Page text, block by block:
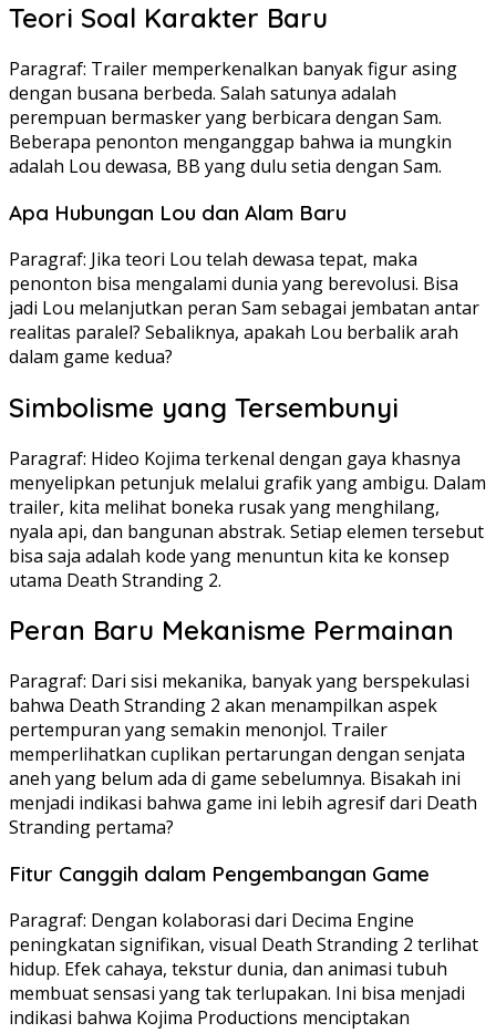
Teori Soal Karakter Baru
Paragraf: Trailer memperkenalkan banyak figur asing
dengan busana berbeda. Salah satunya adalah
perempuan bermasker yang berbicara dengan Sam.
Beberapa penonton menganggap bahwa ia mungkin
adalah Lou dewasa, BB yang dulu setia dengan Sam.
Apa Hubungan Lou dan Alam Baru
Paragraf: Jika teori Lou telah dewasa tepat, maka
penonton bisa mengalami dunia yang berevolusi. Bisa
jadi Lou melanjutkan peran Sam sebagai jembatan antar
realitas paralel? Sebaliknya, apakah Lou berbalik arah
dalam game kedua?
Simbolisme yang Tersembunyi
Paragraf: Hideo Kojima terkenal dengan gaya khasnya
menyelipkan petunjuk melalui grafik yang ambigu. Dalam
trailer, kita melihat boneka rusak yang menghilang,
nyala api, dan bangunan abstrak. Setiap elemen tersebut
bisa saja adalah kode yang menuntun kita ke konsep
utama Death Stranding 2.
Peran Baru Mekanisme Permainan
Paragraf: Dari sisi mekanika, banyak yang berspekulasi
bahwa Death Stranding 2 akan menampilkan aspek
pertempuran yang semakin menonjol. Trailer
memperlihatkan cuplikan pertarungan dengan senjata
aneh yang belum ada di game sebelumnya. Bisakah ini
menjadi indikasi bahwa game ini lebih agresif dari Death
Stranding pertama?
Fitur Canggih dalam Pengembangan Game
Paragraf: Dengan kolaborasi dari Decima Engine
peningkatan signifikan, visual Death Stranding 2 terlihat
hidup. Efek cahaya, tekstur dunia, dan animasi tubuh
membuat sensasi yang tak terlupakan. Ini bisa menjadi
indikasi bahwa Kojima Productions menciptakan